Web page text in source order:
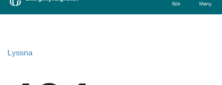
Sök Meny
Lyssna